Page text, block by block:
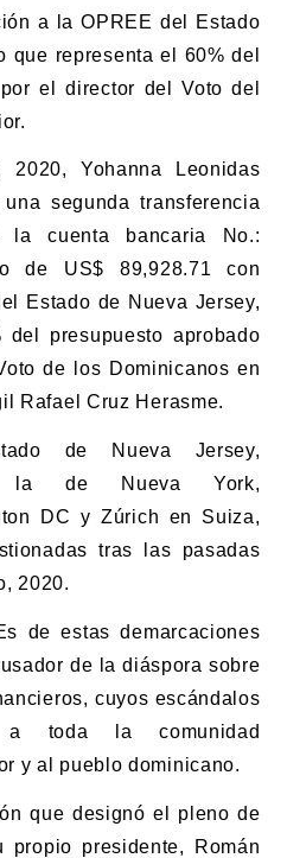
a la OPREE del Estado
que representa el 60% del
el director del Voto del
Yohanna Leonidas
segunda transferencia
la cuenta bancaria No.:
de US$ 89,928.71 con
Estado de Nueva Jersey,
presupuesto aprobado
de los Dominicanos en
Rafael Cruz Herasme.
de Nueva Jersey,
la de Nueva York,
DC y Zúrich en Suiza,
tras las pasadas
2020.
de estas demarcaciones
de la diáspora sobre
cuyos escándalos
a toda la comunidad
y al pueblo dominicano.
que designó el pleno de
presidente, Román